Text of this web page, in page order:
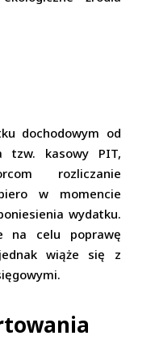
dochodowym od
tzw. kasowy PIT,
rozliczanie
w momencie
wydatku.
na celu poprawę
wiąże się z